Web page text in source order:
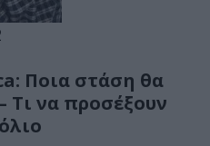
Ποια στάση θα
Τι να προσέξουν